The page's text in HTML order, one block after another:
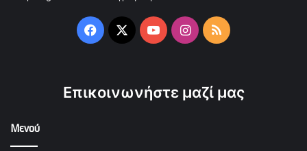
Facebook
X YouTubeInstagram
RSS
Επικοινωνήστε μαζί μας
Μενού